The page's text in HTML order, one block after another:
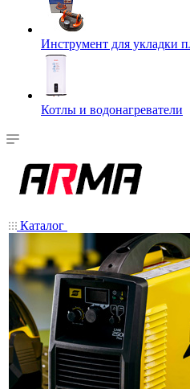
Инструмент для укладки
Котлы и водонагреватели
Каталог